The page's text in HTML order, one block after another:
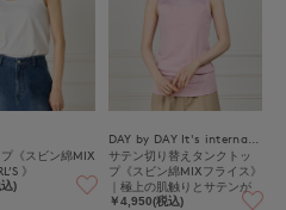
《スビン綿MIX
》
)
サテン切り替えタンクトッ
プ《スビン綿MIXフライス》
｜極上の肌触りとサテンが
映える上品インナー
￥4,950(税込)